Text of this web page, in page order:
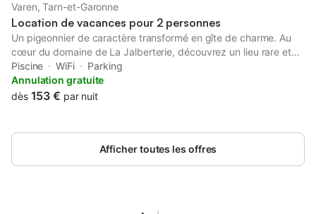
Varen, Tarn-et-Garonne
Location de vacances pour 2 personnes
Un pigeonnier de caractère transformé en gîte de charme. Au
cœur du domaine de La Jalberterie, découvrez un lieu rare et
singulier : un pigeonnier entièrement restauré, aujourd’hui
transformé en gîte indépendant. Pensé pour accueillir deux
personnes, ce gîte sur trois niveaux offre une expérience à la
confort d’aujourd’hui. Le logement Le pigeonnier se déploie
verticalement sur trois niveaux : Rez-de-chaussée : cuisine
équipée, idéale pour préparer vos repas en toute autonomie
Piscine WiFi
Parking
Annulation gratuite
dès 153 € par nuit
Afficher toutes les offres